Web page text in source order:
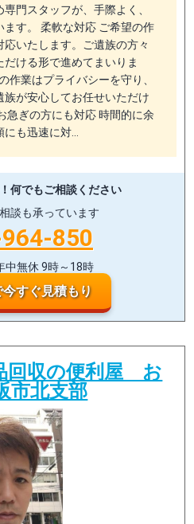
門スタッフが、手際よく、
す。 柔軟な対応 ご希望の作
いたします。ご遺族の方々
ける形で進めてまいりま
作業はプライバシーを守り、
が安心してお任せいただけ
急ぎの方にも対応 時間的に余
も迅速に対…
何でもご相談ください
談も承っています
850
中無休 9時～18時
すぐ見積もり
回収の便利屋 お
市北支部